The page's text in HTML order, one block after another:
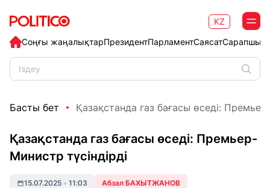
Соңғы жаңалықтарПрезидентПарламентСаясат
KZ
Басты бет Қазақстанда газ бағасы өседі:
Қазақстанда газ бағасы өседі: Премьер-
Министр түсіндірді
15.07.2025 • 11:03 Абзал БАХЫТЖАНОВ